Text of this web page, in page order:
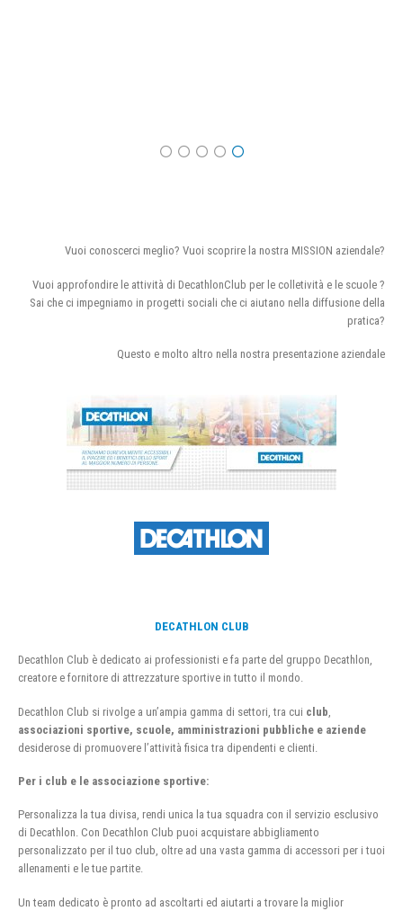
Vuoi conoscerci meglio? Vuoi scoprire la nostra MISSION aziendale?
Vuoi approfondire le attività di DecathlonClub per le colletività e le scuole ?
Sai che ci impegniamo in progetti sociali che ci aiutano nella diffusione della
pratica?
Questo e molto altro nella nostra presentazione aziendale
DECATHLON CLUB
Decathlon Club è dedicato ai professionisti e fa parte del gruppo Decathlon,
creatore e fornitore di attrezzature sportive in tutto il mondo.
Decathlon Club si rivolge a un’ampia gamma di settori, tra cui club
associazioni sportive, scuole, amministrazioni pubbliche e aziende
desiderose di promuovere l’attività fisica tra dipendenti e clienti.
Per i club e le associazione sportive:
Personalizza la tua divisa, rendi unica la tua squadra con il servizio esclusivo
di Decathlon. Con Decathlon Club puoi acquistare abbigliamento
personalizzato per il tuo club, oltre ad una vasta gamma di accessori per i tuoi
allenamenti e le tue partite.
Un team dedicato è pronto ad ascoltarti ed aiutarti a trovare la miglior